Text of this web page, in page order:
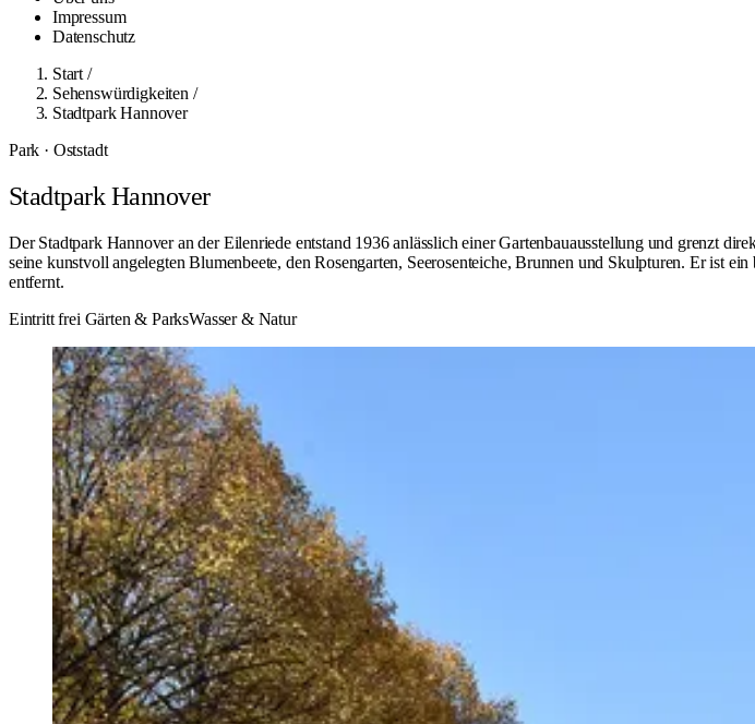
Impressum
Datenschutz
Start /
Sehenswürdigkeiten /
Stadtpark Hannover
Park · Oststadt
Stadtpark Hannover
Der Stadtpark Hannover an der Eilenriede entstand 1936 anlässlich einer Gartenbauausstellung und grenzt
seine kunstvoll angelegten Blumenbeete, den Rosengarten, Seerosenteiche, Brunnen und Skulpturen. Er ist
entfernt.
Eintritt frei Gärten & ParksWasser & Natur